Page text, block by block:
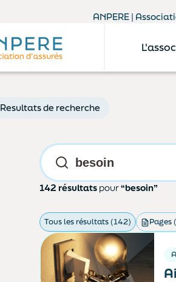
ANPERE |
Resultats de recherche
142 résultats pour“besoin”
Tous les résultats (142) Pages